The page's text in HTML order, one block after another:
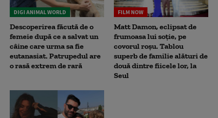
DIGI ANIMAL WORLD
Descoperirea făcută de o
femeie după ce a salvat un
câine care urma sa fie
eutanasiat. Patrupedul are
o rasă extrem de rară
FILM NOW
Matt Damon, eclipsat de
frumoasa lui soție, pe
covorul roșu. Tablou
superb de familie alături de
două dintre fiicele lor, la
Seul